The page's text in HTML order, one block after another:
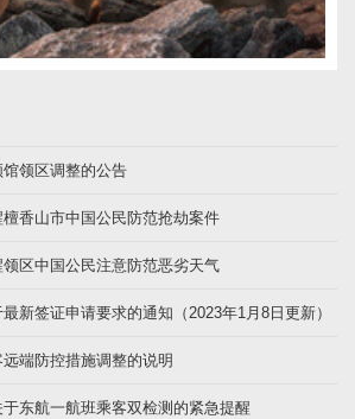
领区调整的公告
香山市中国公民防范抢劫案件
区中国公民注意防范恶劣天气
新签证申请要求的通知（2023年1月8日更新）
端防控措施调整的说明
东航一航班乘客双检测的紧急提醒